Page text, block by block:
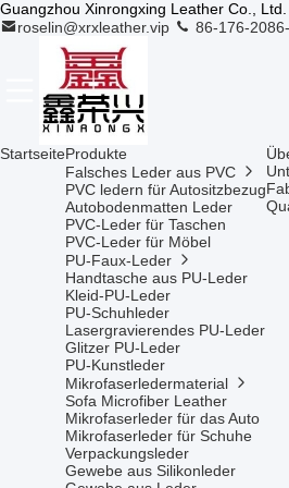
Guangzhou Xinrongxing Leather Co., Ltd.
roselin@xrxleather.vip
86-176-
StartseiteProdukte
Falsches Leder aus PVC
PVC ledern für Autositzbezug
Autobodenmatten Leder
PVC-Leder für Taschen
PVC-Leder für Möbel
PU-Faux-Leder
Handtasche aus PU-Leder
Kleid-PU-Leder
PU-Schuhleder
Lasergravierendes PU-Leder
Glitzer PU-Leder
PU-Kunstleder
Mikrofaserledermaterial
Sofa Microfiber Leather
Mikrofaserleder für das Auto
Mikrofaserleder für Schuhe
Verpackungsleder
Gewebe aus Silikonleder